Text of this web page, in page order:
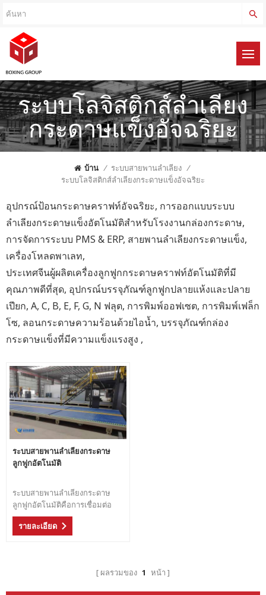
ระบบโลจิสติกส์ลำเลียง
กระดาษแข็งอัจฉริยะ
บ้าน / ระบบสายพานลำเลียง /
ระบบโลจิสติกส์ลำเลียงกระดาษแข็งอัจฉริยะ
อุปกรณ์ป้อนกระดาษคราฟท์อัจฉริยะ, การออกแบบระบบ
ลำเลียงกระดาษแข็งอัตโนมัติสำหรับโรงงานกล่องกระดาษ,
การจัดการระบบ PMS & ERP, สายพานลำเลียงกระดาษแข็ง,
เครื่องโหลดพาเลท,
ประเทศจีนผู้ผลิตเครื่องลูกฟูกกระดาษคราฟท์อัตโนมัติที่มี
คุณภาพดีที่สุด, อุปกรณ์บรรจุภัณฑ์ลูกฟูกปลายแห้งและปลาย
เปียก, A, C, B, E, F, G, N ฟลุต, การพิมพ์ออฟเซต, การพิมพ์เฟล็ก
โซ, ลอนกระดาษความร้อนด้วยไอน้ำ, บรรจุภัณฑ์กล่อง
กระดาษแข็งที่มีความแข็งแรงสูง ,
ระบบสายพานลำเลียงกระดาษ
ลูกฟูกอัตโนมัติ
ระบบสายพานลำเลียงกระดาษ
ลูกฟูกอัตโนมัติคือการเชื่อมต่อ
ระหว่างสายการผลิตกระดาษ
ลูกฟูกและเครื่องแปลง ด้วยระบบนี้
รายละเอียด
ผลรวมของ 1 หน้า